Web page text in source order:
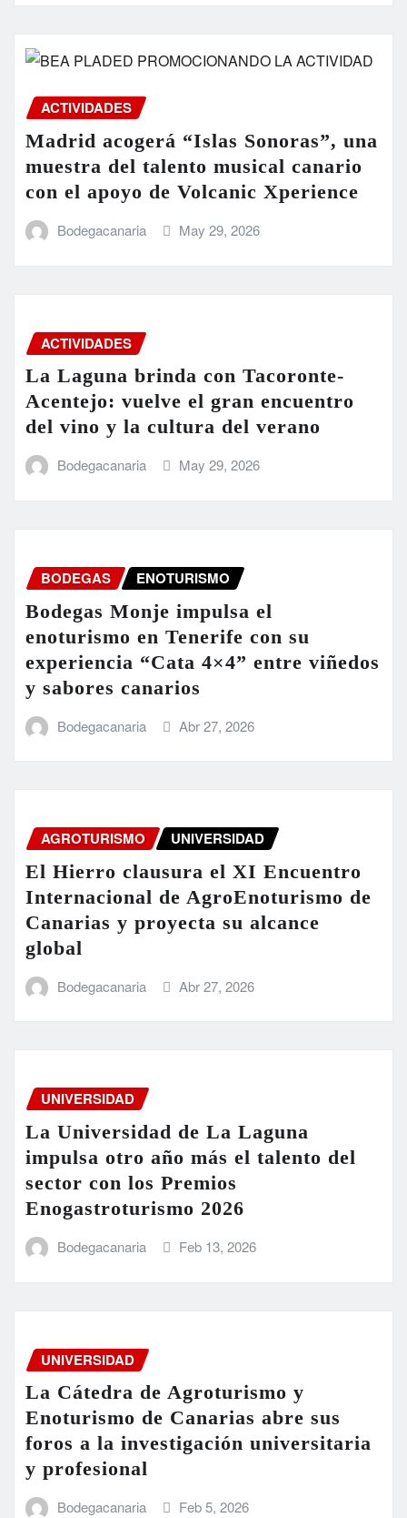
ACTIVIDADES
Madrid acogerá “Islas Sonoras”, una
muestra del talento musical canario
con el apoyo de Volcanic Xperience
Bodegacanaria May 29, 2026
ACTIVIDADES
La Laguna brinda con Tacoronte-
Acentejo: vuelve el gran encuentro
del vino y la cultura del verano
Bodegacanaria May 29, 2026
BODEGAS ENOTURISMO
Bodegas Monje impulsa el
enoturismo en Tenerife con su
experiencia “Cata 4×4” entre viñedos
y sabores canarios
Bodegacanaria Abr 27, 2026
AGROTURISMO UNIVERSIDAD
El Hierro clausura el XI Encuentro
Internacional de AgroEnoturismo de
Canarias y proyecta su alcance
global
Bodegacanaria Abr 27, 2026
UNIVERSIDAD
La Universidad de La Laguna
impulsa otro año más el talento del
sector con los Premios
Enogastroturismo 2026
Bodegacanaria Feb 13, 2026
UNIVERSIDAD
La Cátedra de Agroturismo y
Enoturismo de Canarias abre sus
foros a la investigación universitaria
y profesional
Bodegacanaria Feb 5, 2026